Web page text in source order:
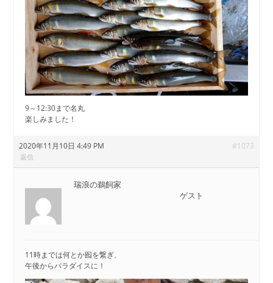
9～12:30まで名丸
楽しみました！
2020年11月10日 4:49 PM #1073
返信
瑞浪の鵜飼家
ゲスト
11時までは何とか囮を繋ぎ、
午後からパラダイスに！